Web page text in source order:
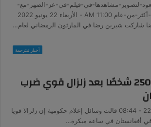
تعود-لتصوير-مشاهدها-في-فيلم-في-عز-الضهر-مع-
مينا-مسعود-بعد-توقف-أكثر-من-عام 11:00 AM - الأربعاء 22 يونيو 2022
شاركت شيرين رضا في المارثون الرمضاني لعام…
أخبار مُترجمة
مقتل أكثر من 250 شخصًا بعد زلزال قوي ضرب
الصادر في: 22/06/2022 - 08:44 قالت وسائل إعلام حكومية إن زلزالا قويا
أفغانستان في ساعة مبكرة…